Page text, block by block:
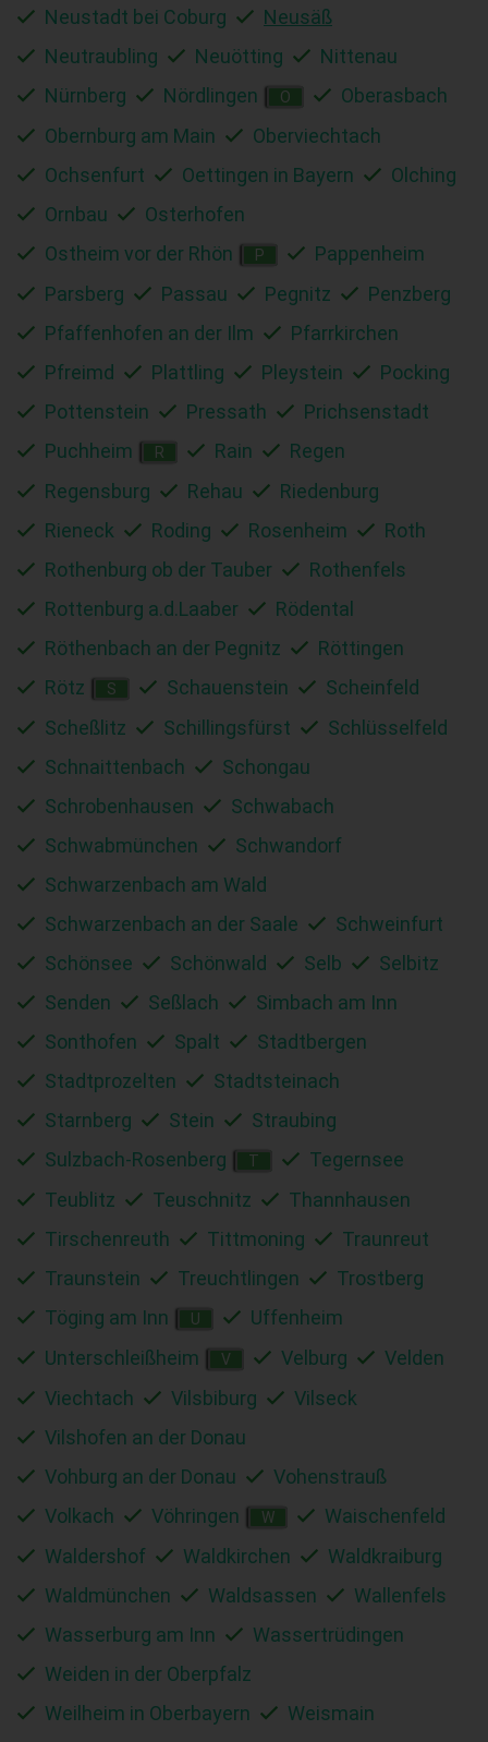
Neustadt bei Coburg
Neusäß
Neutraubling
Neuötting
Nittenau
Nürnberg
Nördlingen O
Oberasbach
Obernburg am Main
Oberviechtach
Ochsenfurt
Oettingen in Bayern
Olching
Ornbau
Osterhofen
Ostheim vor der Rhön
P
Pappenheim
Parsberg
Passau Pegnitz
Penzberg
Pfaffenhofen an der Ilm
Pfarrkirchen
Pfreimd
Plattling Pleystein
Pocking
Pottenstein
Pressath
Prichsenstadt
Puchheim
R Rain
Regen
Regensburg
Rehau
Riedenburg
Rieneck
Roding Rosenheim
Roth
Rothenburg ob der Tauber
Rothenfels
Rottenburg a.d.Laaber
Rödental
Röthenbach an der Pegnitz
Röttingen
Rötz
S Schauenstein
Scheinfeld
Scheßlitz
Schillingsfürst
Schlüsselfeld
Schnaittenbach
Schongau
Schrobenhausen
Schwabach
Schwabmünchen
Schwandorf
Schwarzenbach am Wald
Schwarzenbach an der Saale
Schweinfurt
Schönsee
Schönwald Selb
Selbitz
Senden
Seßlach
Simbach am Inn
Sonthofen
Spalt
Stadtbergen
Stadtprozelten
Stadtsteinach
Starnberg
Stein
Straubing
Sulzbach-Rosenberg
T
Tegernsee
Teublitz
Teuschnitz
Thannhausen
Tirschenreuth
Tittmoning
Traunreut
Traunstein
Treuchtlingen
Trostberg
Töging am Inn
U
Uffenheim
Unterschleißheim
V Velburg
Velden
Viechtach
Vilsbiburg
Vilseck
Vilshofen an der Donau
Vohburg an der Donau
Vohenstrauß
Volkach
Vöhringen W
Waischenfeld
Waldershof
Waldkirchen
Waldkraiburg
Waldmünchen
Waldsassen
Wallenfels
Wasserburg am Inn
Wassertrüdingen
Weiden in der Oberpfalz
Weilheim in Oberbayern
Weismain